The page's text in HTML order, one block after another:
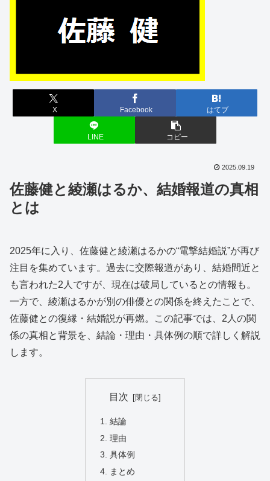
X Facebook はてブ
LINE コピー
2025.09.19
佐藤健と綾瀬はるか、結婚報道の真相
とは
2025年に入り、佐藤健と綾瀬はるかの“電撃結婚説”が再び
注目を集めています。過去に交際報道があり、結婚間近と
も言われた2人ですが、現在は破局しているとの情報も。
一方で、綾瀬はるかが別の俳優との関係を終えたことで、
佐藤健との復縁・結婚説が再燃。この記事では、2人の関
係の真相と背景を、結論・理由・具体例の順で詳しく解説
します。
目次
結論
理由
具体例
まとめ